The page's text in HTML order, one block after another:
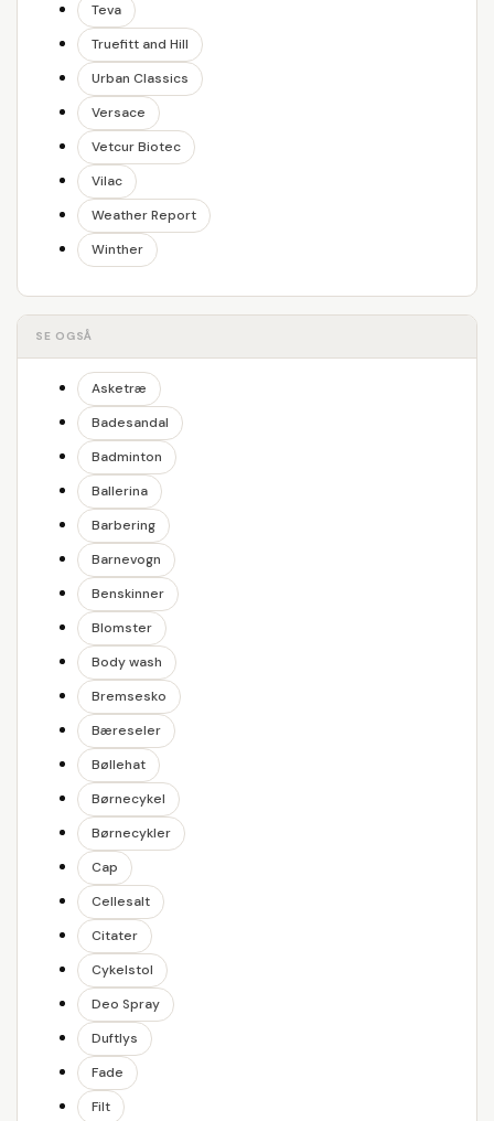
Teva
Truefitt and Hill
Urban Classics
Versace
Vetcur Biotec
Vilac
Weather Report
Winther
SE OGSÅ
Asketræ
Badesandal
Badminton
Ballerina
Barbering
Barnevogn
Benskinner
Blomster
Body wash
Bremsesko
Bæreseler
Bøllehat
Børnecykel
Børnecykler
Cap
Cellesalt
Citater
Cykelstol
Deo Spray
Duftlys
Fade
Filt